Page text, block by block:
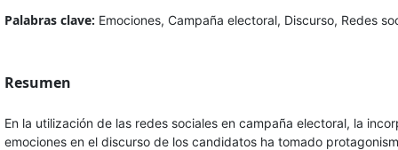
Palabras clave: Emociones, Campaña electoral, Discurso, Redes
Resumen
En la utilización de las redes sociales en campaña electoral, la
emociones en el discurso de los candidatos ha tomado